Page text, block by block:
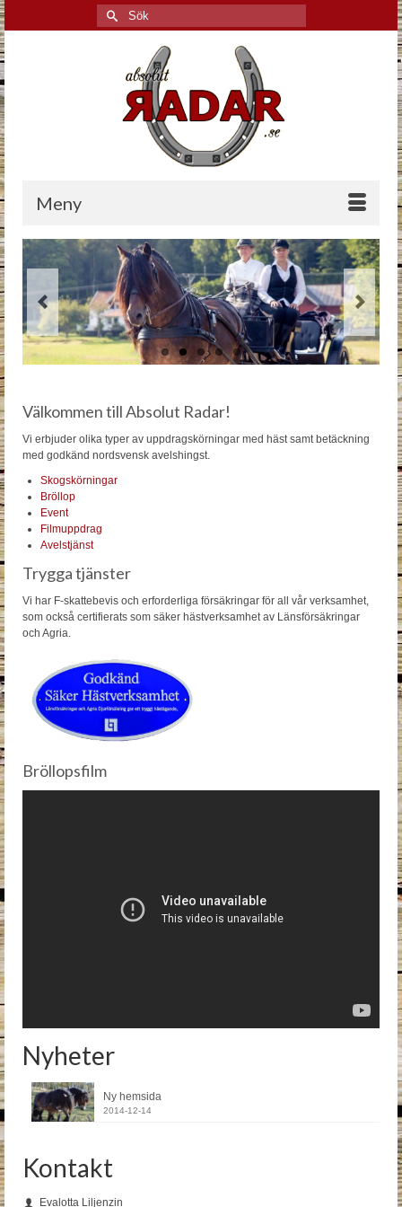
Search
for:
Meny
Previous Next
Välkommen till Absolut Radar!
Vi erbjuder olika typer av uppdragskörningar med häst samt betäckning
med godkänd nordsvensk avelshingst.
Skogskörningar
Bröllop
Event
Filmuppdrag
Avelstjänst
Trygga tjänster
Vi har F-skattebevis och erforderliga försäkringar för all vår verksamhet,
som också certifierats som säker hästverksamhet av Länsförsäkringar
och Agria.
Bröllopsfilm
Nyheter
Ny hemsida
2014-12-14
Kontakt
Evalotta Liljenzin